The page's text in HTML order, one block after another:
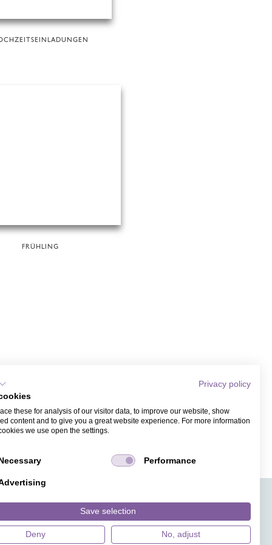
FRÜHLING
HILFE
Privacy policy
these for analysis of our visitor data, to improve our website, show
content and to give you a great website experience. For more information
we use open the settings.
Performance
Save selection
Deny No, adjust